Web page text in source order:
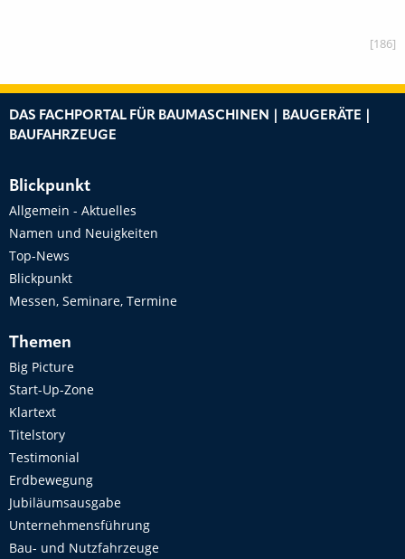
[186]
DAS FACHPORTAL FÜR BAUMASCHINEN | BAUGERÄTE |
BAUFAHRZEUGE
Blickpunkt
Allgemein - Aktuelles
Namen und Neuigkeiten
Top-News
Blickpunkt
Messen, Seminare, Termine
Themen
Big Picture
Start-Up-Zone
Klartext
Titelstory
Testimonial
Erdbewegung
Jubiläumsausgabe
Unternehmensführung
Bau- und Nutzfahrzeuge